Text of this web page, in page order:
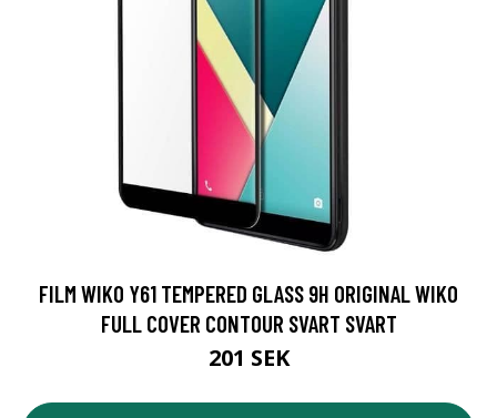
FILM WIKO Y61 TEMPERED GLASS 9H ORIGINAL WIKO
FULL COVER CONTOUR SVART SVART
201 SEK